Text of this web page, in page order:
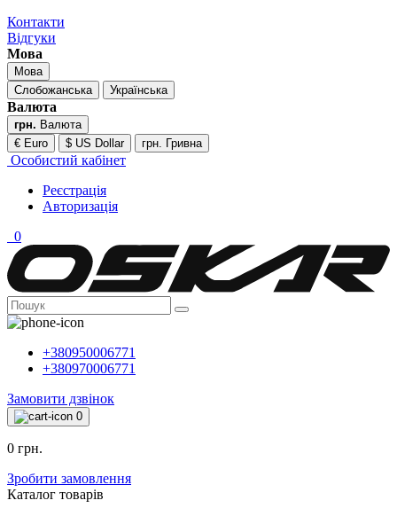
Контакти
Відгуки
Мова
Мова
Слобожанська
Українська
Валюта
грн. Валюта
€ Euro
$ US Dollar грн. Гривна
Особистий кабінет
Реєстрація
Авторизація
0
+380950006771
+380970006771
Замовити дзвінок
0
0 грн.
Зробити замовлення
Каталог товарiв